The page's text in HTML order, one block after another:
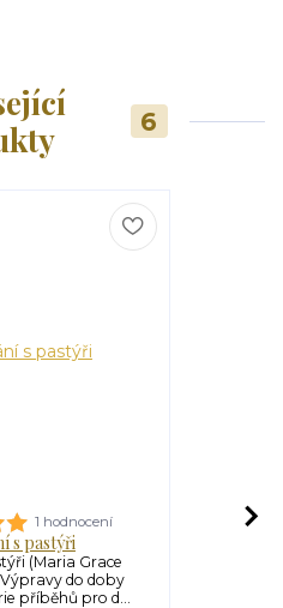
6
1 hodnocení
s pastýři
(Maria Grace
do doby
příběhů pro d...